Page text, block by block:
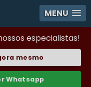
MENU
especialistas!
mesmo
Whatsapp